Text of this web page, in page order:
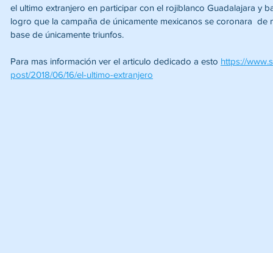
el ultimo extranjero en participar con el rojiblanco Guadalajara y
logro que la campaña de únicamente mexicanos se coronara
base de únicamente triunfos.
Para mas información ver el articulo dedicado a esto https://
post/2018/06/16/el-ultimo-extranjero